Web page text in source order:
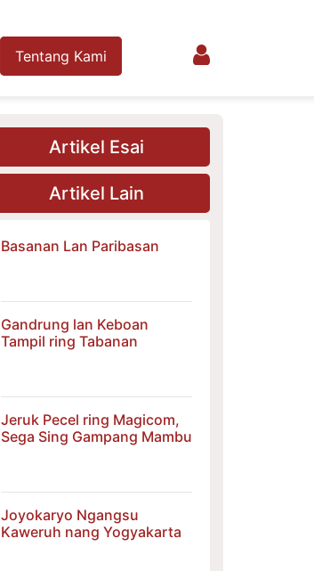
Tentang Kami
Artikel Esai
Artikel Lain
Basanan Lan Paribasan
Gandrung lan Keboan
Tampil ring Tabanan
Jeruk Pecel ring Magicom,
Sega Sing Gampang Mambu
Joyokaryo Ngangsu
Kaweruh nang Yogyakarta